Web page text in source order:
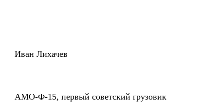
Иван Лихачев
АМО-Ф-15, первый советский грузовик